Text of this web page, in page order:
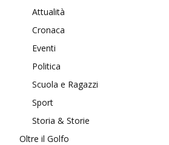
Attualità
Cronaca
Eventi
Politica
Scuola e Ragazzi
Sport
Storia & Storie
Oltre il Golfo